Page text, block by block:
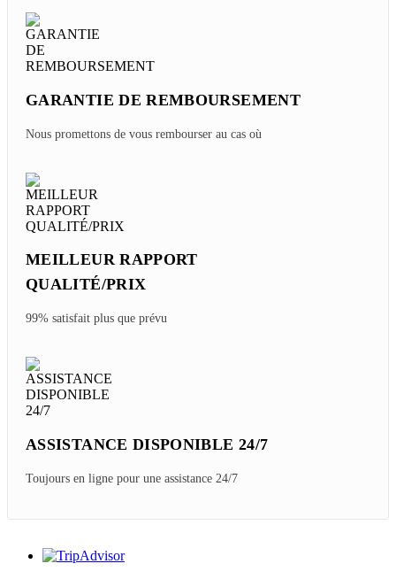
GARANTIE DE REMBOURSEMENT
Nous promettons de vous rembourser au cas où
MEILLEUR RAPPORT
QUALITÉ/PRIX
99% satisfait plus que prévu
ASSISTANCE DISPONIBLE 24/7
Toujours en ligne pour une assistance 24/7